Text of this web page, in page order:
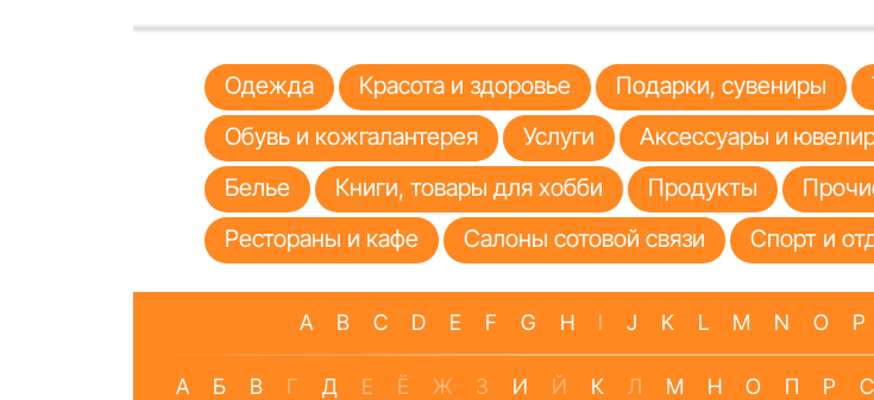
Одежда Красота и здоровье Подарки, сувениры
Обувь и кожгалантерея
Услуги Аксессуары и
Белье
Книги, товары для хобби Продукты
Рестораны и кафе
Салоны сотовой связи Спорт и
A B C D E F G H I J K L M N O P
А Б В Г Д Е Ё Ж З И Й К Л М Н О П Р С